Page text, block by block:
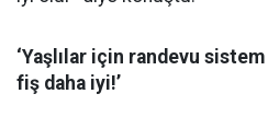
‘Yaşlılar için randevu
fiş daha iyi!’